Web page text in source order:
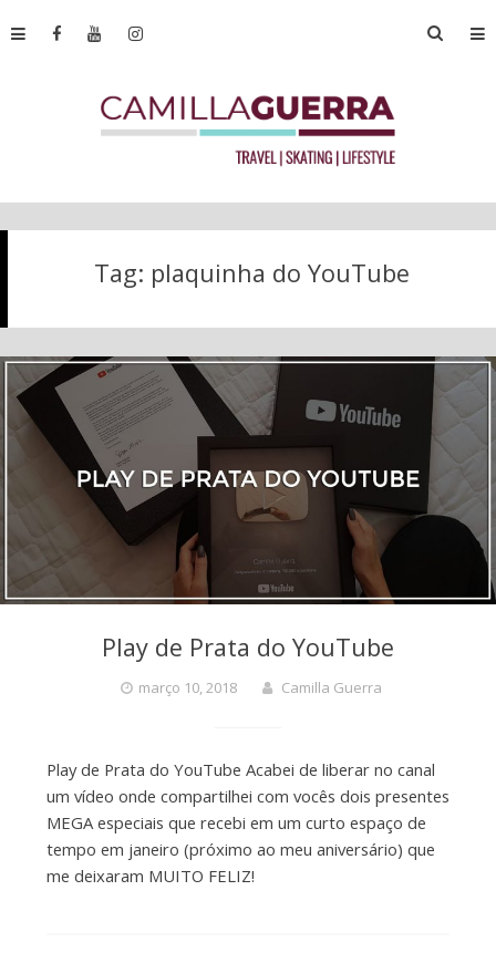
Tag: plaquinha do YouTube
Play de Prata do YouTube
março 10, 2018 Camilla Guerra
Play de Prata do YouTube Acabei de liberar no canal
um vídeo onde compartilhei com vocês dois presentes
MEGA especiais que recebi em um curto espaço de
tempo em janeiro (próximo ao meu aniversário) que
me deixaram MUITO FELIZ!